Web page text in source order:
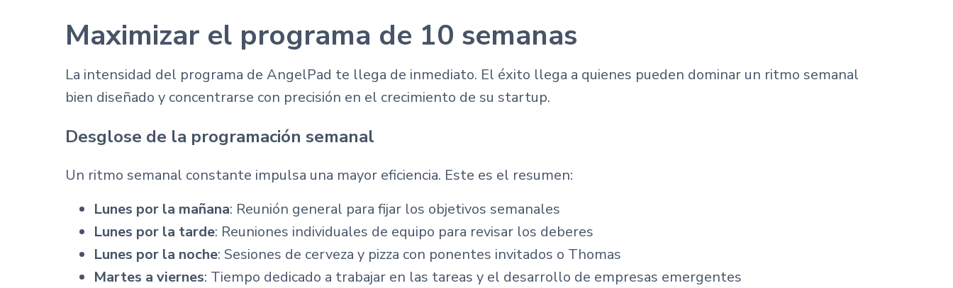
Maximizar el programa de 10 semanas
La intensidad del programa de AngelPad te llega de inmediato. El éxito llega a quienes pueden dominar un ritmo semanal
bien diseñado y concentrarse con precisión en el crecimiento de su startup.
Desglose de la programación semanal
Un ritmo semanal constante impulsa una mayor eficiencia. Este es el resumen:
Lunes por la mañana: Reunión general para fijar los objetivos semanales
Lunes por la tarde: Reuniones individuales de equipo para revisar los deberes
Lunes por la noche: Sesiones de cerveza y pizza con ponentes invitados o Thomas
Martes a viernes: Tiempo dedicado a trabajar en las tareas y el desarrollo de empresas emergentes